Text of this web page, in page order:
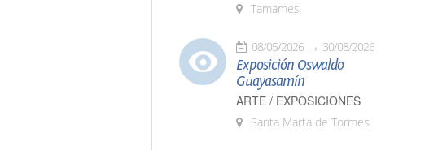
Tamames
08/05/2026 30/08/2026
Exposición Oswaldo
Guayasamín
ARTE / EXPOSICIONES
Santa Marta de Tormes